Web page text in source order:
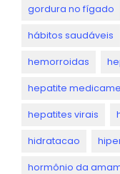
gordura no fígado
hábitos saudáveis
hemorroidas
hepatite
hepatites virais
hidratacao
hormônio da